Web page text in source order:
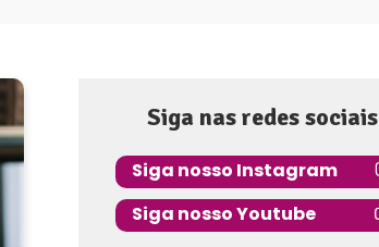
Siga nas redes sociais
Siga nosso Instagram
Siga nosso Youtube